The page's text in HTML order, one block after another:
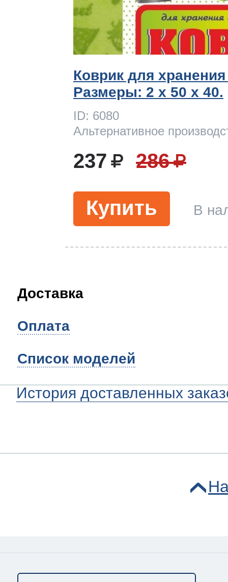
Коврик для
Размеры: 2 x 50 х 40.
ID: 6080
Альтернативное
237 286
Купить В
Доставка
Оплата
Список моделей
История доставленных